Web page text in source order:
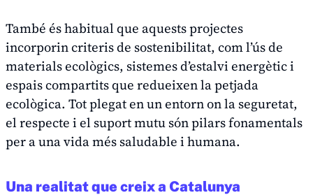
També és habitual que aquests projectes
incorporin criteris de sostenibilitat, com l’ús de
materials ecològics, sistemes d’estalvi energètic i
espais compartits que redueixen la petjada
ecològica. Tot plegat en un entorn on la seguretat,
el respecte i el suport mutu són pilars fonamentals
per a una vida més saludable i humana.
Una realitat que creix a Catalunya